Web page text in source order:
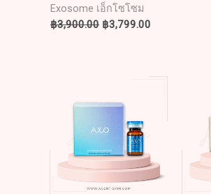
Exosome เอ็กโซโซม
฿3,900.00 ฿3,799.00